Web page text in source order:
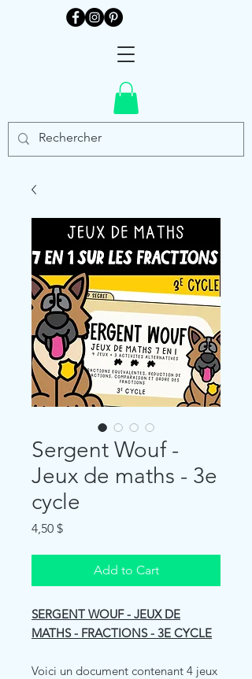
Sergent Wouf -
Jeux de maths - 3e
cycle
4,50 $Price
Add to Cart
SERGENT WOUF - JEUX DE
MATHS - FRACTIONS - 3E CYCLE
Voici un document contenant 4 jeux